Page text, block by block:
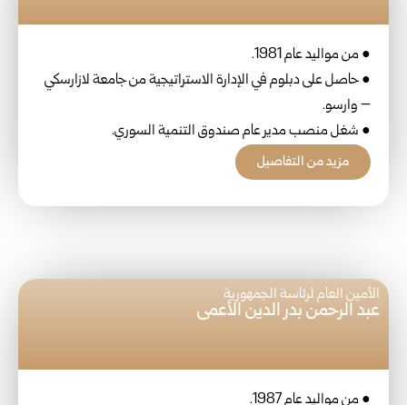
● من مواليد عام 1981.
● حاصل على دبلوم في الإدارة الاستراتيجية من جامعة لازارسكي
– وارسو.
● شغل منصب مدير عام صندوق التنمية السوري.
مزيد من التفاصيل
الأمين العام لرئاسة الجمهورية
عبد الرحمن بدر الدين الأعمى
● من مواليد عام 1987.